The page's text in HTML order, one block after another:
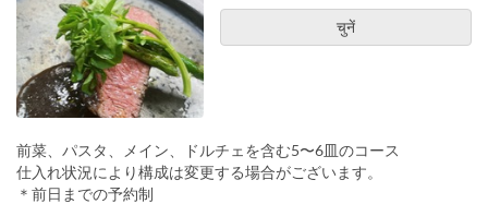
चुनें
前菜、パスタ、メイン、ドルチェを含む5〜6皿のコース
仕入れ状況により構成は変更する場合がございます。
＊前日までの予約制